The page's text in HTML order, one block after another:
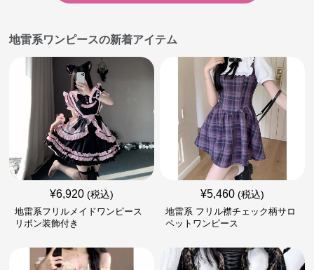
地雷系ワンピースの新着アイテム
¥6,920 (税込)
地雷系フリルメイドワンピース
リボン装飾付き
¥5,460 (税込)
地雷系 フリル襟チェック柄サロ
ペットワンピース